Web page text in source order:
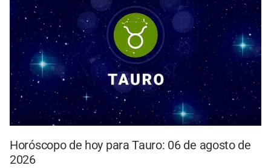
Horóscopo de hoy para Tauro: 06 de agosto de
2026